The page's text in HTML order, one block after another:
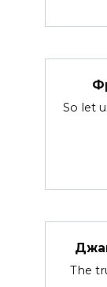
So let
The